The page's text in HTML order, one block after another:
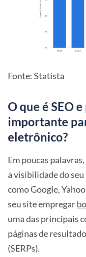
Fonte: Statista
O que é SEO
importante
eletrônico?
Em poucas
a visibilidade do
como Google,
seu site empregar
uma das principais
páginas de
(SERPs).